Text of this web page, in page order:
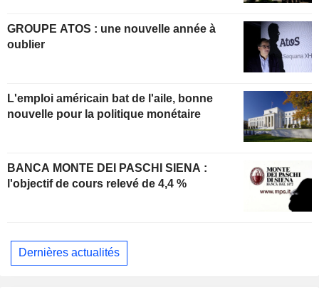
GROUPE ATOS : une nouvelle année à
oublier
L'emploi américain bat de l'aile, bonne
nouvelle pour la politique monétaire
BANCA MONTE DEI PASCHI SIENA :
l'objectif de cours relevé de 4,4 %
Dernières actualités